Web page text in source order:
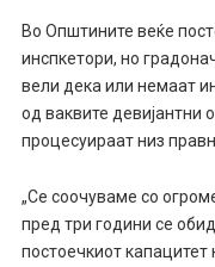
Во Општините веќе
инспкетори, но
вели дека или немаат
од ваквите девијантни
процесуираат низ
„Се соочуваме со
пред три години се
постоечкиот